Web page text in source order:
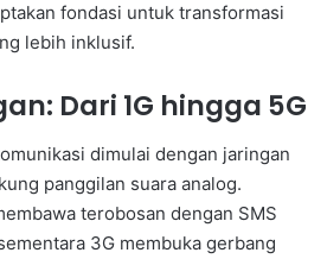
fondasi untuk transformasi
lebih inklusif.
Dari 1G hingga 5G
dimulai dengan jaringan
panggilan suara analog.
terobosan dengan SMS
3G membuka gerbang